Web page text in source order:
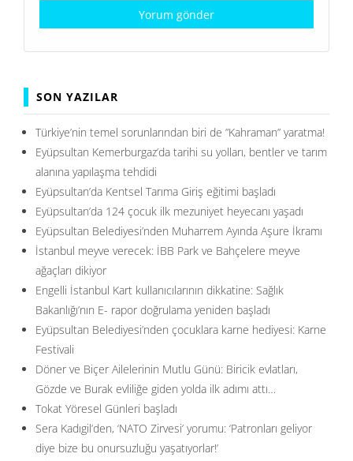
SON YAZILAR
Türkiye’nin temel sorunlarından biri de ”Kahraman” yaratma!
Eyüpsultan Kemerburgaz’da tarihi su yolları, bentler ve tarım
alanına yapılaşma tehdidi
Eyüpsultan’da Kentsel Tarıma Giriş eğitimi başladı
Eyüpsultan’da 124 çocuk ilk mezuniyet heyecanı yaşadı
Eyüpsultan Belediyesi’nden Muharrem Ayında Aşure İkramı
İstanbul meyve verecek: İBB Park ve Bahçelere meyve
ağaçları dikiyor
Engelli İstanbul Kart kullanıcılarının dikkatine: Sağlık
Bakanlığı’nın E- rapor doğrulama yeniden başladı
Eyüpsultan Belediyesi’nden çocuklara karne hediyesi: Karne
Festivali
Döner ve Biçer Ailelerinin Mutlu Günü: Biricik evlatları,
Gözde ve Burak evliliğe giden yolda ilk adımı attı…
Tokat Yöresel Günleri başladı
Sera Kadıgil’den, ‘NATO Zirvesi’ yorumu: ‘Patronları geliyor
diye bize bu onursuzluğu yaşatıyorlar!’